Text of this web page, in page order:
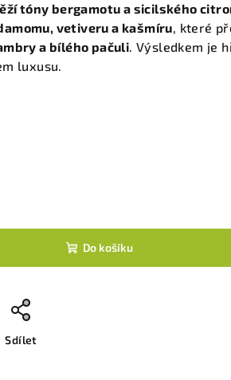
tóny bergamotu a sicilského
vetiveru a kašmíru, které
a bílého pačuli. Výsledkem je
luxusu.
Do košíku
Sdílet